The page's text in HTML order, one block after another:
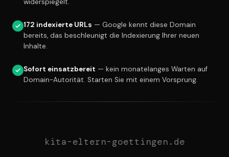
widerspiegelt.
172 indexierte URLs — Google kennt diese Domain
bereits, das beschleunigt die Indexierung Ihrer neuen
Inhalte.
Sofort einsatzbereit — kein monatelanges Warten auf
Domain-Autorität. Starten Sie mit einem Vorsprung.
kita-eltern-goettingen.de